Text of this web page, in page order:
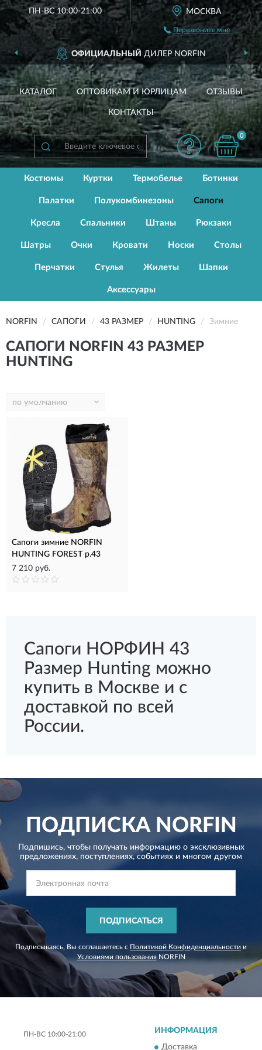
ПН-ВС 10:00-21:00 МОСКВА
Перезвоните мне
ОФИЦИАЛЬНЫЙ ДИЛЕР NORFIN
КАТАЛОГ ОПТОВИКАМ И ЮРЛИЦАМ ОТЗЫВЫ
КОНТАКТЫ
0
Костюмы Куртки Термобелье Ботинки
Палатки Полукомбинезоны Сапоги
Кресла Спальники Штаны Рюкзаки
Шатры Очки Кровати Носки Столы
Перчатки Стулья Жилеты Шапки
Аксессуары
NORFIN САПОГИ 43 РАЗМЕР HUNTING Зимние
САПОГИ NORFIN 43 РАЗМЕР
HUNTING
Сапоги зимние NORFIN
HUNTING FOREST р.43
7 210 руб.
Сапоги НОРФИН 43
Размер Hunting можно
купить в Москве и с
доставкой по всей
России.
ПОДПИСКАNORFIN
Подпишись, чтобы получать информацию о эксклюзивных
предложениях, поступлениях, событиях и многом другом
ПОДПИСАТЬСЯ
Подписываясь, Вы соглашаетесь с Политикой Конфиденциальности и
Условиями пользованияNORFIN
ПН-ВС 10:00-21:00 ИНФОРМАЦИЯ
Доставка